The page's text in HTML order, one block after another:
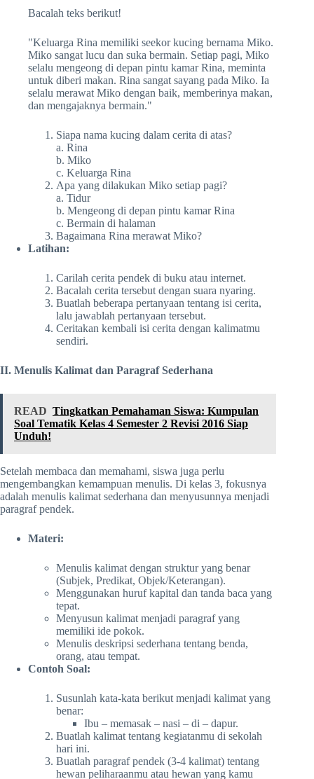
Bacalah teks berikut!
"Keluarga Rina memiliki seekor kucing bernama Miko.
Miko sangat lucu dan suka bermain. Setiap pagi, Miko
selalu mengeong di depan pintu kamar Rina, meminta
untuk diberi makan. Rina sangat sayang pada Miko. Ia
selalu merawat Miko dengan baik, memberinya makan,
dan mengajaknya bermain."
Siapa nama kucing dalam cerita di atas?
a. Rina
b. Miko
c. Keluarga Rina
Apa yang dilakukan Miko setiap pagi?
a. Tidur
b. Mengeong di depan pintu kamar Rina
c. Bermain di halaman
Bagaimana Rina merawat Miko?
Latihan:
Carilah cerita pendek di buku atau internet.
Bacalah cerita tersebut dengan suara nyaring.
Buatlah beberapa pertanyaan tentang isi cerita,
lalu jawablah pertanyaan tersebut.
Ceritakan kembali isi cerita dengan kalimatmu
sendiri.
II. Menulis Kalimat dan Paragraf Sederhana
READ Tingkatkan Pemahaman Siswa: Kumpulan
Soal Tematik Kelas 4 Semester 2 Revisi 2016 Siap
Unduh!
Setelah membaca dan memahami, siswa juga perlu
mengembangkan kemampuan menulis. Di kelas 3, fokusnya
adalah menulis kalimat sederhana dan menyusunnya menjadi
paragraf pendek.
Materi:
Menulis kalimat dengan struktur yang benar
(Subjek, Predikat, Objek/Keterangan).
Menggunakan huruf kapital dan tanda baca yang
tepat.
Menyusun kalimat menjadi paragraf yang
memiliki ide pokok.
Menulis deskripsi sederhana tentang benda,
orang, atau tempat.
Contoh Soal:
Susunlah kata-kata berikut menjadi kalimat yang
benar:
Ibu – memasak – nasi – di – dapur.
Buatlah kalimat tentang kegiatanmu di sekolah
hari ini.
Buatlah paragraf pendek (3-4 kalimat) tentang
hewan peliharaanmu atau hewan yang kamu